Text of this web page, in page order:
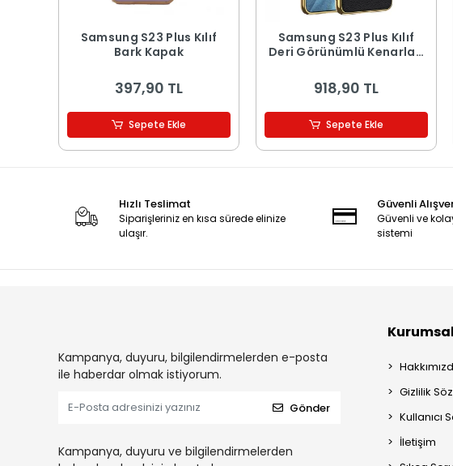
Samsung S23 Plus Kılıf
Bark Kapak
397,90 TL
Sepete Ekle
Samsung S23 Plus Kılıf
Deri Görünümlü Kenarları
Fizyon Kapak
918,90 TL
Sepete Ekle
Hızlı Teslimat
Siparişleriniz en kısa sürede elinize
ulaşır.
Güvenli
Güvenli ve
sistemi
Kampanya, duyuru, bilgilendirmelerden e-posta
ile haberdar olmak istiyorum.
Gönder
Kampanya, duyuru ve bilgilendirmelerden
Kurumsal
Gizlilik
Kullanıcı
İletişim